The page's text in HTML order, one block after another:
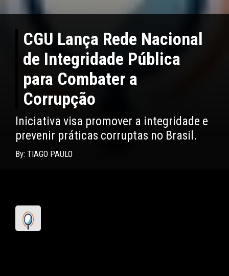
CGU Lança Rede Nacional
de Integridade Pública
para Combater a
Corrupção
Iniciativa visa promover a integridade e
prevenir práticas corruptas no Brasil.
By: TIAGO PAULO